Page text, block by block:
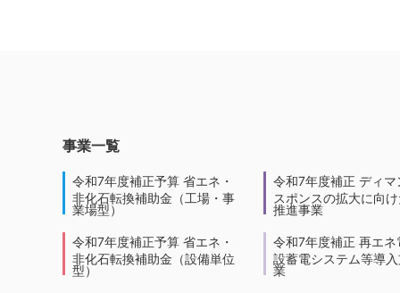
事業一覧
令和7年度補正予算 省エネ・
非化石転換補助金（工場・事
業場型）
令和7年度補正予算 省エネ・
非化石転換補助金（設備単位
型）
令和7年度補正 ディマ
スポンスの拡大に向
推進事業
令和7年度補正 再エネ
設蓄電システム等導
業